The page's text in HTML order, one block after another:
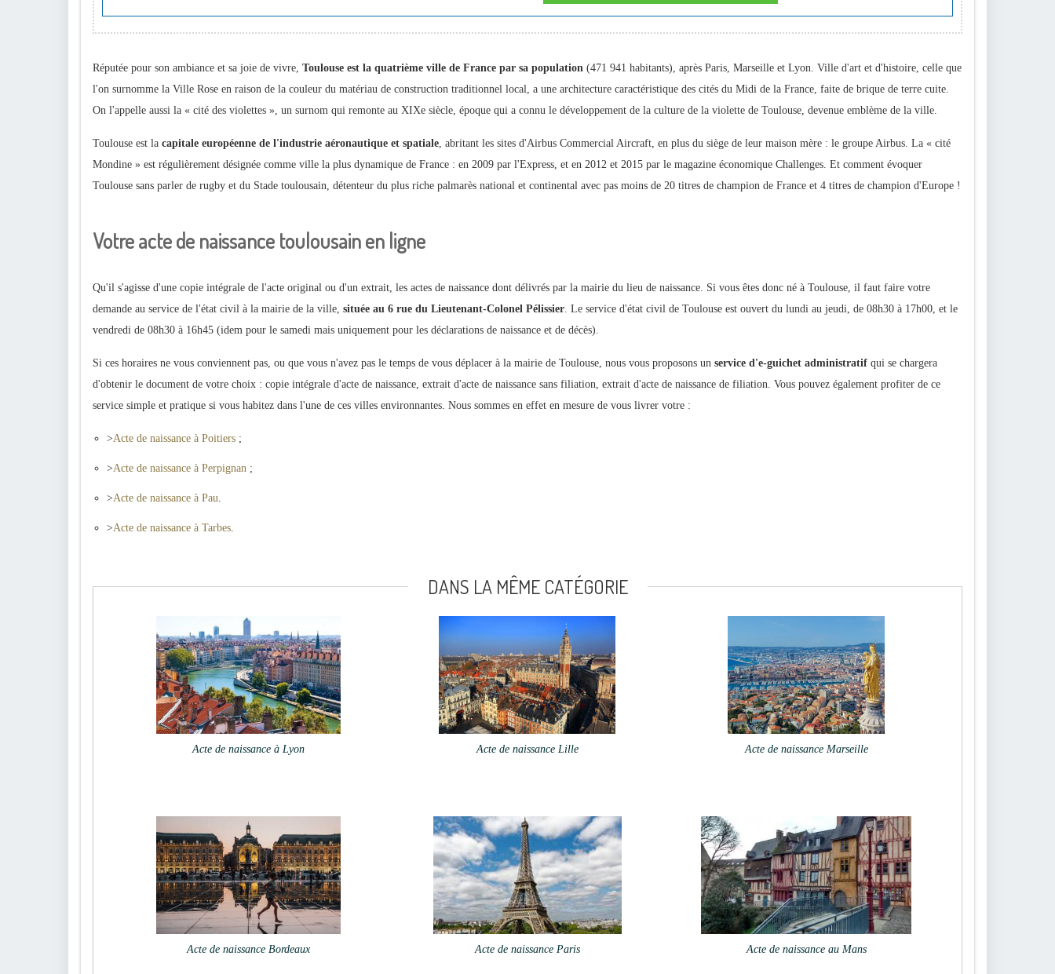
Réputée pour son ambiance et sa joie de vivre, Toulouse est la quatrième ville de France par sa population (471 941 habitants), après Paris, Marseille et Lyon. Ville d'art et d'histoire, celle que
l'on surnomme la Ville Rose en raison de la couleur du matériau de construction traditionnel local, a une architecture caractéristique des cités du Midi de la France, faite de brique de terre cuite.
On l'appelle aussi la « cité des violettes », un surnom qui remonte au XIXe siècle, époque qui a connu le développement de la culture de la violette de Toulouse, devenue emblème de la ville.
Toulouse est la capitale européenne de l'industrie aéronautique et spatiale , abritant les sites d'Airbus Commercial Aircraft, en plus du siège de leur maison mère : le groupe Airbus. La « cité
Mondine » est régulièrement désignée comme ville la plus dynamique de France : en 2009 par l'Express, et en 2012 et 2015 par le magazine économique Challenges. Et comment évoquer
Toulouse sans parler de rugby et du Stade toulousain, détenteur du plus riche palmarès national et continental avec pas moins de 20 titres de champion de France et 4 titres de champion d'Europe !
Votre acte de naissance toulousain en ligne
Qu'il s'agisse d'une copie intégrale de l'acte original ou d'un extrait, les actes de naissance dont délivrés par la mairie du lieu de naissance. Si vous êtes donc né à Toulouse, il faut faire votre
demande au service de l'état civil à la mairie de la ville, située au 6 rue du Lieutenant-Colonel Pélissier . Le service d'état civil de Toulouse est ouvert du lundi au jeudi, de 08h30 à 17h00, et le
vendredi de 08h30 à 16h45 (idem pour le samedi mais uniquement pour les déclarations de naissance et de décès).
Si ces horaires ne vous conviennent pas, ou que vous n'avez pas le temps de vous déplacer à la mairie de Toulouse, nous vous proposons un service d'e-guichet administratif qui se chargera
d'obtenir le document de votre choix : copie intégrale d'acte de naissance, extrait d'acte de naissance sans filiation, extrait d'acte de naissance de filiation. Vous pouvez également profiter de ce
service simple et pratique si vous habitez dans l'une de ces villes environnantes. Nous sommes en effet en mesure de vous livrer votre :
>Acte de naissance à Poitiers ;
>Acte de naissance à Perpignan ;
>Acte de naissance à Pau
>Acte de naissance à Tarbes
DANS LA MÊME CATÉGORIE
Acte de naissance à Lyon Acte de naissance Lille Acte de naissance Marseille
Acte de naissance Bordeaux Acte de naissance Paris Acte de naissance au Mans